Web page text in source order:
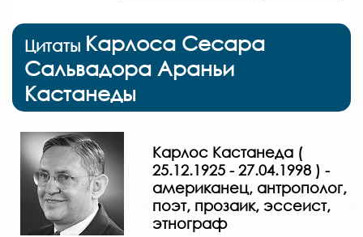
Цитаты Карлоса Сесара
Сальвадора Араньи
Кастанеды
Карлос Кастанеда (
25.12.1925 - 27.04.1998 ) -
американец, антрополог,
поэт, прозаик, эссеист,
этнограф